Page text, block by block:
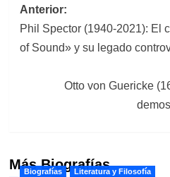
Navegación
de
entradas
Anterior:
Phil Spector (1940-2021): El
of Sound» y su legado
Otto von Guericke
Más Biografías
Biografías Literatura y Filosofía